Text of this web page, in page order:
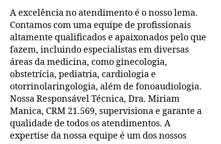
A excelência no atendimento é o nosso lema.
Contamos com uma equipe de profissionais
altamente qualificados e apaixonados pelo que
fazem, incluindo especialistas em diversas
áreas da medicina, como ginecologia,
obstetrícia, pediatria, cardiologia e
otorrinolaringologia, além de fonoaudiologia.
Nossa Responsável Técnica, Dra. Miriam
Manica, CRM 21.569, supervisiona e garante a
qualidade de todos os atendimentos. A
expertise da nossa equipe é um dos nossos